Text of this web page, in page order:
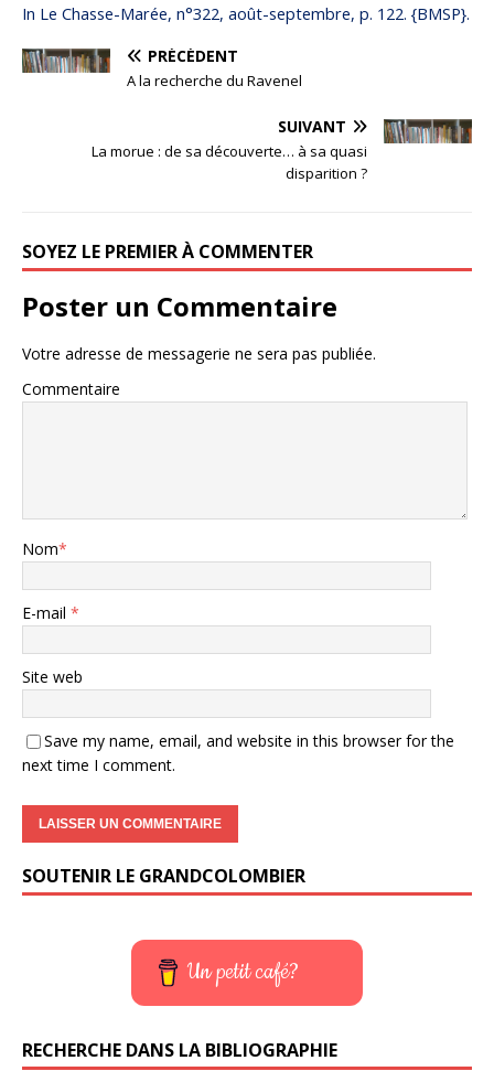
In Le Chasse-Marée, n°322, août-septembre, p. 122. {BMSP}.
PRÉCÉDENT
A la recherche du Ravenel
SUIVANT
La morue : de sa découverte… à sa quasi
disparition ?
SOYEZ LE PREMIER À COMMENTER
Poster un Commentaire
Votre adresse de messagerie ne sera pas publiée.
Commentaire
Nom*
E-mail *
Site web
Save my name, email, and website in this browser for the
next time I comment.
SOUTENIR LE GRANDCOLOMBIER
Un petit café?
RECHERCHE DANS LA BIBLIOGRAPHIE